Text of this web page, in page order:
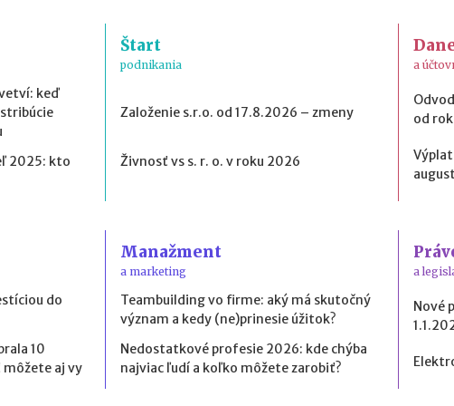
keď
2025: kto
Štart
podnikania
Založenie s.r.o. od 17.8.2026 – zmeny
Živnosť vs s. r. o. v roku 2026
a
od
do
10
aj vy
Manažment
a marketing
Teambuilding vo firme: aký má skutočný
význam a kedy (ne)prinesie úžitok?
Nedostatkové profesie 2026: kde chýba
najviac ľudí a koľko môžete zarobiť?
a
Nové